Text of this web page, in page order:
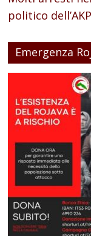
politico dell’AKP
Emergenza